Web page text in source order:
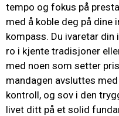
tempo og fokus på
med å koble deg på
kompass. Du ivaretar din
ro i kjente tradisjoner
med noen som setter
mandagen avsluttes
kontroll, og sov i den
livet ditt på et solid